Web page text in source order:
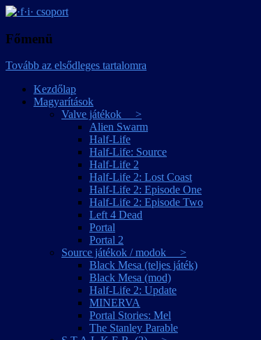
·f·i· csoport
Főmenü
Tovább az elsődleges tartalomra
Kezdőlap
Magyarítások
Valve játékok >
Alien Swarm
Half-Life
Half-Life: Source
Half-Life 2
Half-Life 2: Lost Coast
Half-Life 2: Episode One
Half-Life 2: Episode Two
Left 4 Dead
Portal
Portal 2
Source játékok / modok >
Black Mesa (teljes játék)
Black Mesa (mod)
Half-Life 2: Update
MINERVA
Portal Stories: Mel
The Stanley Parable